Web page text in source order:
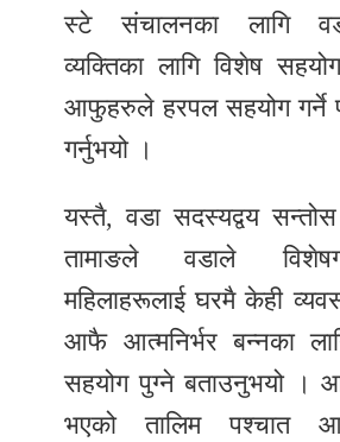
स्टे संचालनका लागि
व्यक्तिका लागि विशेष
आफुहरुले हरपल सहयोग गर्ने
गर्नुभयो ।
यस्तै, वडा सदस्यद्वय
तामाङले वडाले
महिलाहरूलाई घरमै केही
आफै आत्मनिर्भर बन्नका
सहयोग पुग्ने बताउनुभयो ।
भएको तालिम पश्चात